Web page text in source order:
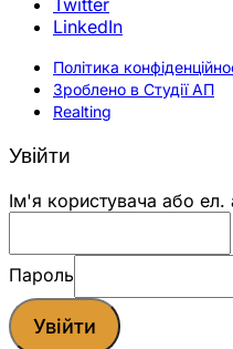
LinkedIn
Політика
Зроблено в Студії АП
Realting
Увійти
Ім'я користувача або ел.
Пароль
Увійти